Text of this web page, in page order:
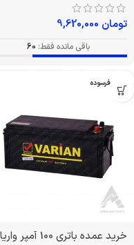
تومان
باقی مانده فقط: 60
بدون فرسوده
خرید عمده باتری 100 آمپر واریان